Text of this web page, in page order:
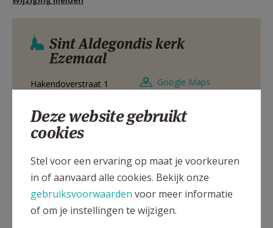
HULP
MIJN PAROCHIE
AANMELDEN OF REGISTREREN
Sint Aldegondis kerk
Ezemaal
Hakendoverstraat 1
Google Maps
Hakendoverstraat 1, 3400 Landen - Ezemaal
Deze website gebruikt
cookies
Stel voor een ervaring op maat je voorkeuren
in of aanvaard alle cookies. Bekijk onze
gebruiksvoorwaarden voor meer informatie
of om je instellingen te wijzigen.